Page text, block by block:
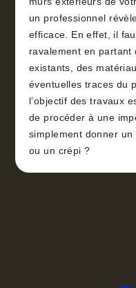
un professionnel
efficace. En effet, il
ravalement en partant
existants, des
éventuelles traces du
l’objectif des travaux
de procéder à une
simplement donner
ou un crépi ?